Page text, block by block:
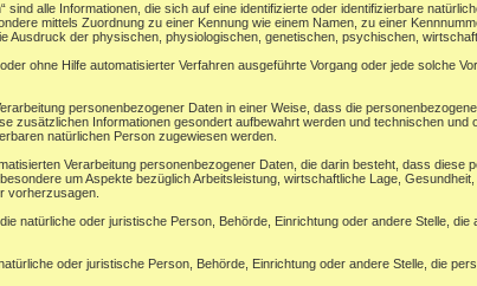
sind alle Informationen, die sich auf eine identifizierte oder identifizierbare
mittels Zuordnung zu einer Kennung wie einem Namen, zu einer
Ausdruck der physischen, physiologischen, genetischen, psychischen,
oder ohne Hilfe automatisierter Verfahren ausgeführte Vorgang oder jede
personenbezogener Daten in einer Weise, dass die
zusätzlichen Informationen gesondert aufbewahrt werden und technischen
natürlichen Person zugewiesen werden.
Verarbeitung personenbezogener Daten, die darin besteht, dass
um Aspekte bezüglich Arbeitsleistung, wirtschaftliche Lage,
vorherzusagen.
natürliche oder juristische Person, Behörde, Einrichtung oder andere Stelle,
oder juristische Person, Behörde, Einrichtung oder andere Stelle, die